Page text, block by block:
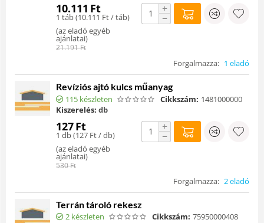
10.111 Ft
1 táb (10.111 Ft/ táb)
(az eladó egyéb
ajánlatai)
21.191Ft
+
−
Forgalmazza: 1 eladó
Revíziós ajtó kulcs műanyag
115 készleten Cikkszám: 1481000000
Kiszerelés: db
127Ft
1 db (127 Ft/ db)
(az eladó egyéb
ajánlatai)
530Ft
+
−
Forgalmazza: 2 eladó
Terrán tároló rekesz
2 készleten Cikkszám: 75950000408